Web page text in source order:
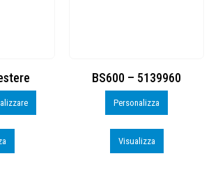
BS600 – 5139960
Personalizza
Visualizza